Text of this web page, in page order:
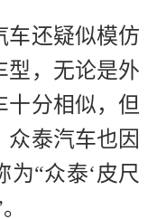
车还疑似模仿
型，无论是外
十分相似，但
众泰汽车也因
“众泰‘皮尺